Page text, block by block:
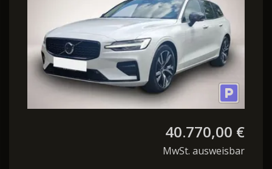
40.770,00 €
MwSt. ausweisbar